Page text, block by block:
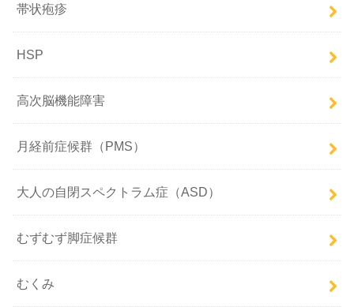
帯状疱疹
HSP
高次脳機能障害
月経前症候群（PMS）
大人の自閉スペクトラム症（ASD）
むずむず脚症候群
むくみ